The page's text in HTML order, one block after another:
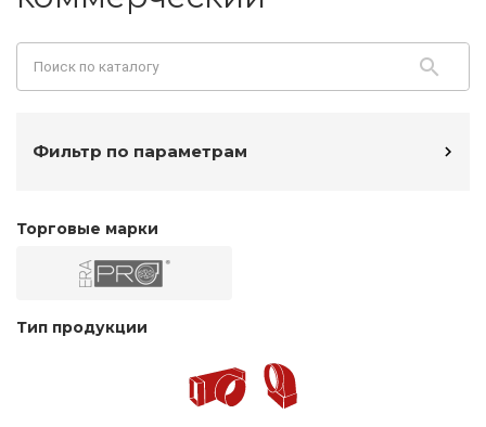
Фильтр по параметрам
Торговые марки
Тип продукции